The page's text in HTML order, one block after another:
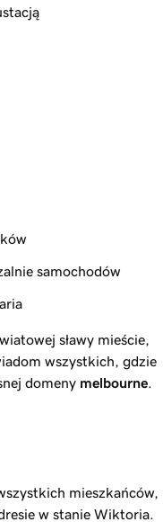
samochodów
sławy mieście,
wszystkich, gdzie
domeny melbourne
mieszkańców,
w stanie Wiktoria.